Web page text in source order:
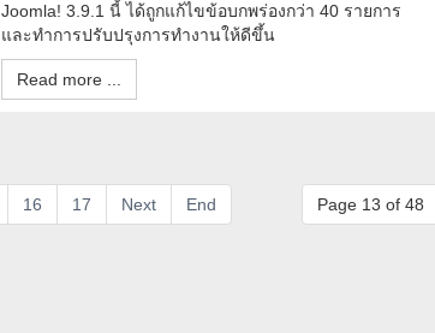
Joomla! 3.9.1 นี้ ได้ถูกแก้ไขข้อบกพร่องกว่า 40 รายการ
และทำการปรับปรุงการทำงานให้ดีขึ้น
Read more ...
Page 13 of 48
16 17 Next End